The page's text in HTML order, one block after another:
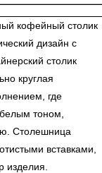
кофейный столик
дизайн с
столик
круглая
где
тоном,
Столешница
вставками,
изделия.